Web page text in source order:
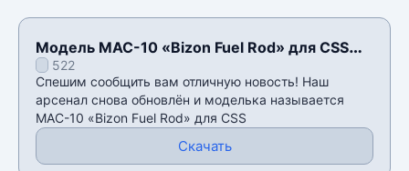
Модель MAC-10 «Bizon Fuel Rod» для CSS
v34522
Спешим сообщить вам отличную новость! Наш
арсенал снова обновлён и моделька называется
MAC-10 «Bizon Fuel Rod» для CSS
Скачать